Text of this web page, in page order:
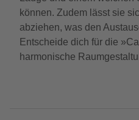
können. Zudem lässt sie
abziehen, was den
Entscheide dich für die
harmonische